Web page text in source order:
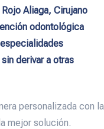
Aliaga, Cirujano
odontológica
derivar a otras
personalizada con la
mejor solución.